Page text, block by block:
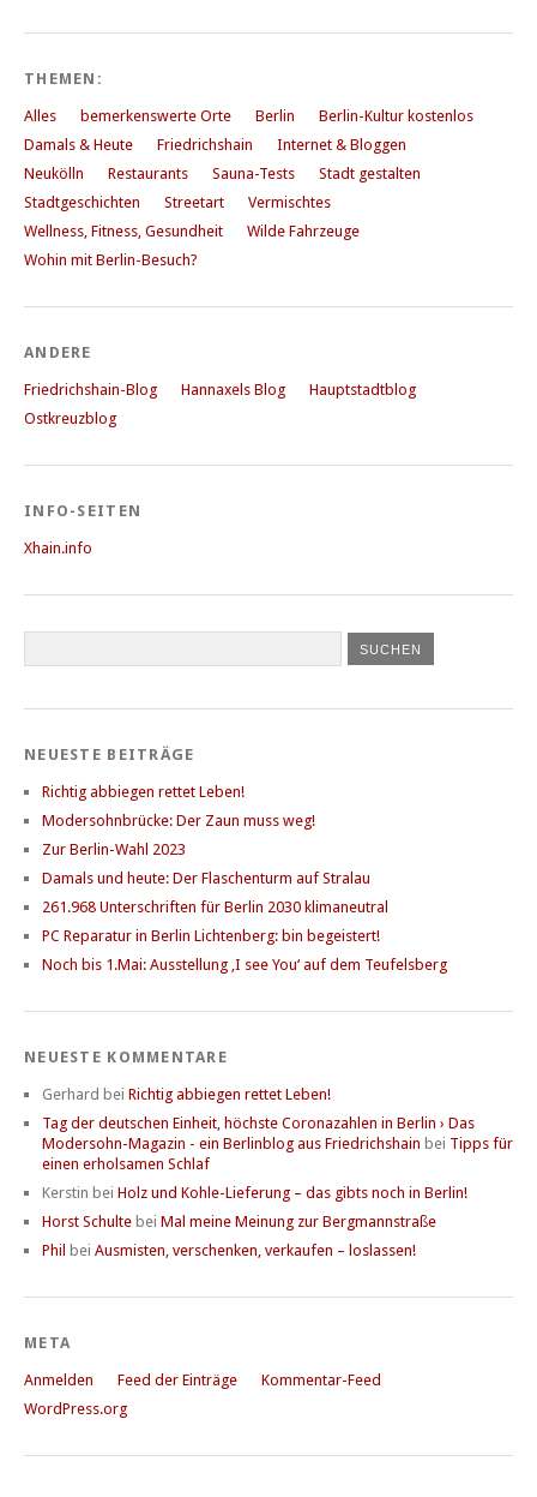
THEMEN:
Alles bemerkenswerte Orte Berlin
Berlin-Kultur kostenlos
Damals & Heute
Friedrichshain
Internet & Bloggen
Neukölln
Restaurants Sauna-Tests
Stadt gestalten
Stadtgeschichten
Streetart
Vermischtes
Wellness, Fitness, Gesundheit
Wilde Fahrzeuge
Wohin mit Berlin-Besuch?
ANDERE
Friedrichshain-Blog Hannaxels Blog
Hauptstadtblog
Ostkreuzblog
INFO-SEITEN
Xhain.info
NEUESTE BEITRÄGE
Richtig abbiegen rettet Leben!
Modersohnbrücke: Der Zaun muss weg!
Zur Berlin-Wahl 2023
Damals und heute: Der Flaschenturm auf Stralau
261.968 Unterschriften für Berlin 2030 klimaneutral
PC Reparatur in Berlin Lichtenberg: bin begeistert!
Noch bis 1.Mai: Ausstellung ‚I see You‘ auf dem Teufelsberg
NEUESTE KOMMENTARE
Gerhard bei Richtig abbiegen rettet Leben!
Tag der deutschen Einheit, höchste Coronazahlen in Berlin › Das
Modersohn-Magazin - ein Berlinblog aus Friedrichshain bei Tipps für
einen erholsamen Schlaf
Kerstin bei Holz und Kohle-Lieferung – das gibts noch in Berlin!
Horst Schulte bei Mal meine Meinung zur Bergmannstraße
Phil bei Ausmisten, verschenken, verkaufen – loslassen!
META
Anmelden Feed der Einträge
Kommentar-Feed
WordPress.org